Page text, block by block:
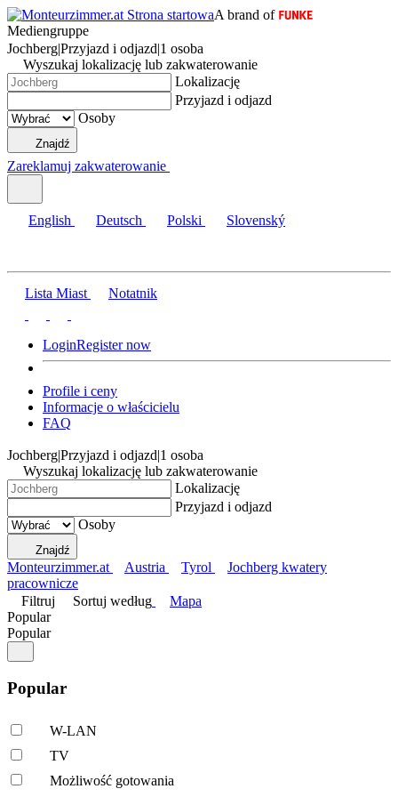
A brand of
Mediengruppe
Jochberg|Przyjazd i odjazd|1 osoba
Wyszukaj lokalizację lub zakwaterowanie
Lokalizację
Przyjazd i odjazd
Osoby
Znajdź
Zareklamuj zakwaterowanie
English Deutsch Polski Slovenský
Lista Miast Notatnik
LoginRegister now
Profile i ceny
Informacje o właścicielu
FAQ
Jochberg|Przyjazd i odjazd|1 osoba
Wyszukaj lokalizację lub zakwaterowanie
Lokalizację
Przyjazd i odjazd
Osoby
Znajdź
Monteurzimmer.at Austria Tyrol
Jochberg kwatery
pracownicze
Filtruj
Sortuj według
Mapa
Popular
Popular
Popular
W-LAN
TV
Możliwość gotowania